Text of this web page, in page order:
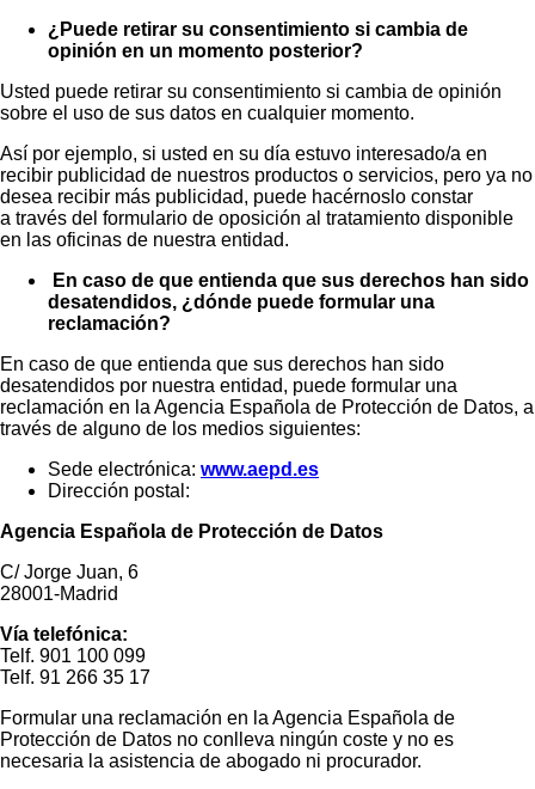
¿Puede retirar su consentimiento si cambia de
opinión en un momento posterior?
Usted puede retirar su consentimiento si cambia de opinión
sobre el uso de sus datos en cualquier momento.
Así por ejemplo, si usted en su día estuvo interesado/a en
recibir publicidad de nuestros productos o servicios, pero ya no
desea recibir más publicidad, puede hacérnoslo constar
a través del formulario de oposición al tratamiento disponible
en las oficinas de nuestra entidad.
En caso de que entienda que sus derechos han sido
desatendidos, ¿dónde puede formular una
reclamación?
En caso de que entienda que sus derechos han sido
desatendidos por nuestra entidad, puede formular una
reclamación en la Agencia Española de Protección de Datos, a
través de alguno de los medios siguientes:
Sede electrónica: www.aepd.es
Dirección postal:
Agencia Española de Protección de Datos
C/ Jorge Juan, 6
28001-Madrid
Vía telefónica:
Telf. 901 100 099
Telf. 91 266 35 17
Formular una reclamación en la Agencia Española de
Protección de Datos no conlleva ningún coste y no es
necesaria la asistencia de abogado ni procurador.